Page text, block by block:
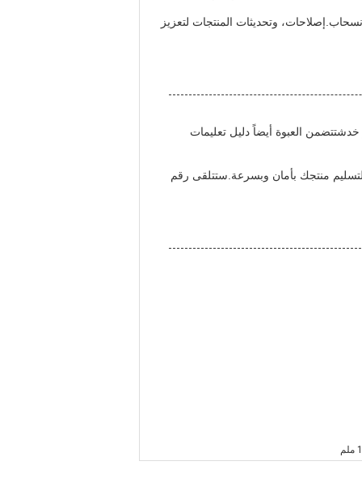
وتحديثات المنتجات لتعزيز
العبوة أيضاً دليل تعليمات
نستخدم خدمات شحن موثوقة لتسليم منتجك بأمان وبسرعة.ستتلقى رقم